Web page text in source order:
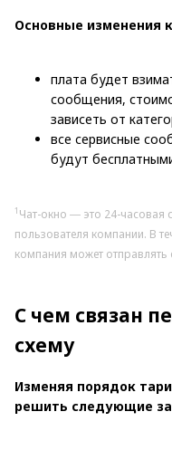
Основные изменения
плата будет
сообщения,
зависеть от
все сервисные
будут
1 Чат-окно ― это 24-часовая
пользователя компании. В
компания может
С чем связан
схему
Изменяя порядок
решить следующие